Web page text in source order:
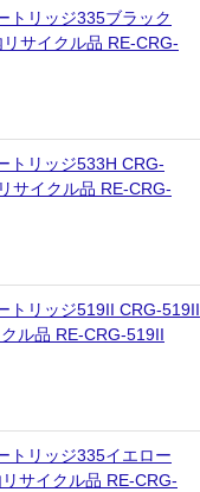
トリッジ335ブラック
サイクル品 RE-CRG-
トリッジ533H CRG-
サイクル品 RE-CRG-
トリッジ519II CRG-519II
ル品 RE-CRG-519II
トリッジ335イエロー
サイクル品 RE-CRG-